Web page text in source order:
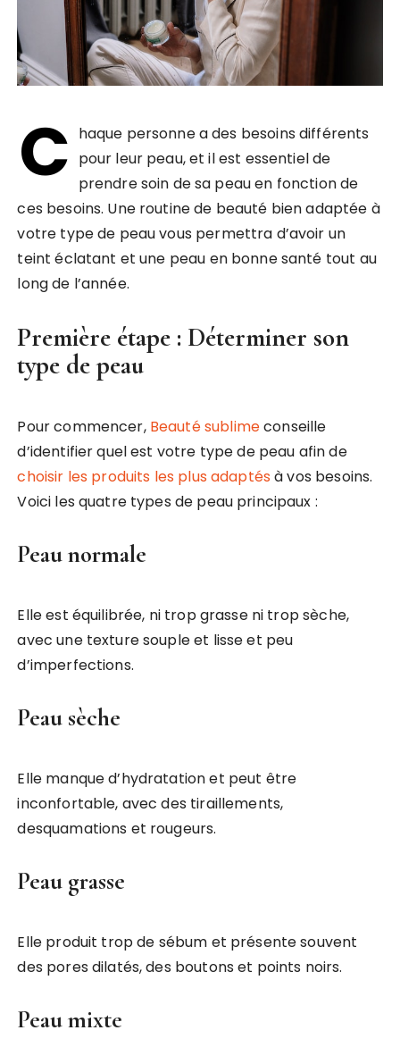
C haque personne a des besoins différents
pour leur peau, et il est essentiel de
prendre soin de sa peau en fonction de
ces besoins. Une routine de beauté bien adaptée à
votre type de peau vous permettra d’avoir un
teint éclatant et une peau en bonne santé tout au
long de l’année.
Première étape : Déterminer son
type de peau
Pour commencer, Beauté sublimeconseille
d’identifier quel est votre type de peau afin de
choisir les produits les plus adaptés à vos besoins.
Voici les quatre types de peau principaux :
Peau normale
Elle est équilibrée, ni trop grasse ni trop sèche,
avec une texture souple et lisse et peu
d’imperfections.
Peau sèche
Elle manque d’hydratation et peut être
inconfortable, avec des tiraillements,
desquamations et rougeurs.
Peau grasse
Elle produit trop de sébum et présente souvent
des pores dilatés, des boutons et points noirs.
Peau mixte